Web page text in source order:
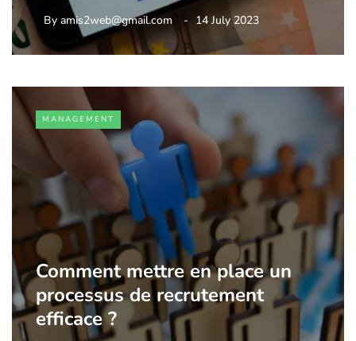
By amis2web@gmail.com 14 July 2023
MANAGEMENT
Comment mettre en place un
processus de recrutement
efficace ?